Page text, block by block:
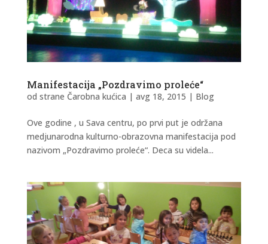
Manifestacija „Pozdravimo proleće“
od strane Čarobna kućica | avg 18, 2015 | Blog
Ove godine , u Sava centru, po prvi put je održana
medjunarodna kulturno-obrazovna manifestacija pod
nazivom „Pozdravimo proleće“. Deca su videla...